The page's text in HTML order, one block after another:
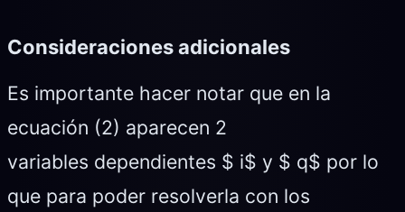
Consideraciones adicionales
Es importante hacer notar que en la
ecuación (2) aparecen 2
variables dependientes $ i$ y $ q$ por lo
que para poder resolverla con los